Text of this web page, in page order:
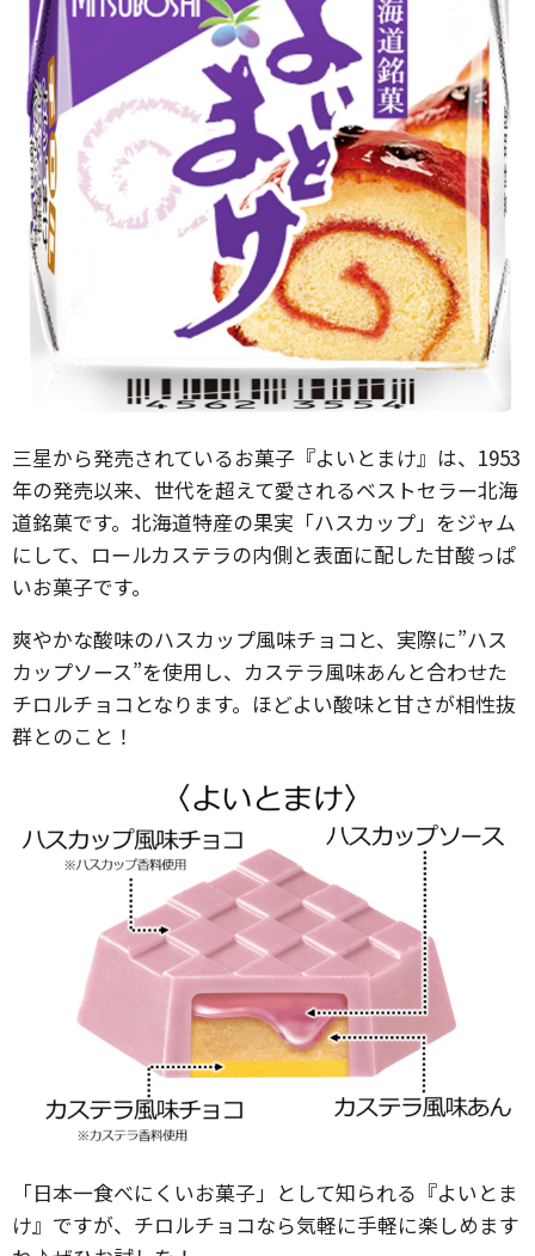
三星から発売されているお菓子『よいとまけ』は、1953
年の発売以来、世代を超えて愛されるベストセラー北海
道銘菓です。北海道特産の果実「ハスカップ」をジャム
にして、ロールカステラの内側と表面に配した甘酸っぱ
いお菓子です。
爽やかな酸味のハスカップ風味チョコと、実際に”ハス
カップソース”を使用し、カステラ風味あんと合わせた
チロルチョコとなります。ほどよい酸味と甘さが相性抜
群とのこと！
「日本一食べにくいお菓子」として知られる『よいとま
け』ですが、チロルチョコなら気軽に手軽に楽しめます